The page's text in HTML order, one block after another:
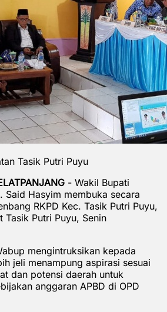
Tasik Putri Puyu
- Wakil Bupati
Said Hasyim membuka secara
RKPD Kec. Tasik Putri Puyu,
Tasik Putri Puyu, Senin
mengintruksikan kepada
jeli menampung aspirasi sesuai
dan potensi daerah untuk
anggaran APBD di OPD